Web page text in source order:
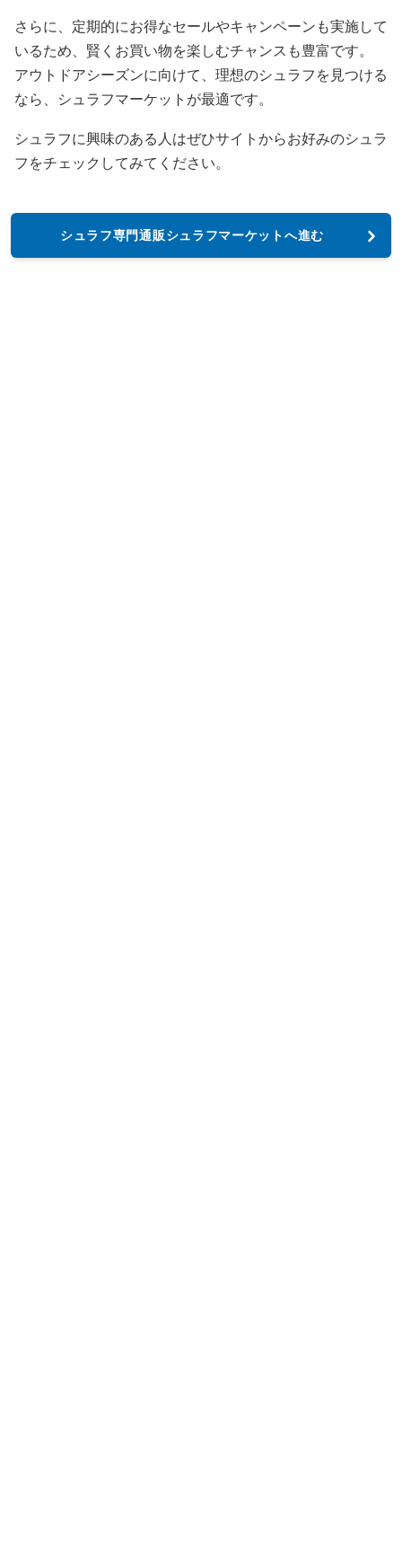
さらに、定期的にお得なセールやキャンペーンも実施して
いるため、賢くお買い物を楽しむチャンスも豊富です。
アウトドアシーズンに向けて、理想のシュラフを見つける
なら、シュラフマーケットが最適です。
シュラフに興味のある人はぜひサイトからお好みのシュラ
フをチェックしてみてください。
シュラフ専門通販シュラフマーケットへ進む